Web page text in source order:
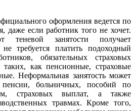
оформления ведется по
даже если работник того не хочет.
занятости получает
не требуется платить подоходный
обязательных страховых
таких, как пенсионные, страховые
Неформальная занятость может
пенсии, больничных, пособий по
страховых выплат, а также
травмах. Кроме того,